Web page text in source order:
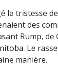
la tristesse
des
Rump,
Le
manière.